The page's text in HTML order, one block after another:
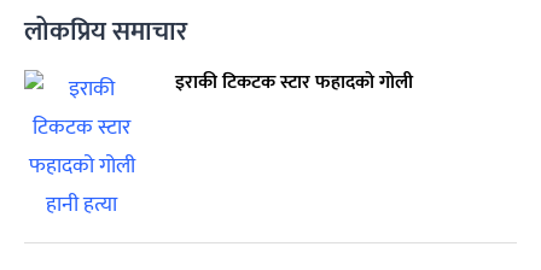
लोकप्रिय समाचार
इराकी टिकटक स्टार फहादको गोली